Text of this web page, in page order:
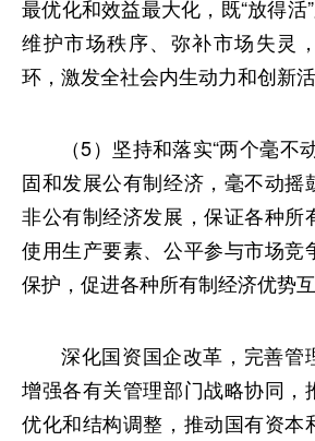
最优化和效益最大化，既“放得活
维护市场秩序、弥补市场失灵
环，激发全社会内生动力和创新活
（5）坚持和落实“两个毫不
固和发展公有制经济，毫不动摇
非公有制经济发展，保证各种所
使用生产要素、公平参与市场竞
保护，促进各种所有制经济优势
深化国资国企改革，完善管
增强各有关管理部门战略协同，
优化和结构调整，推动国有资本